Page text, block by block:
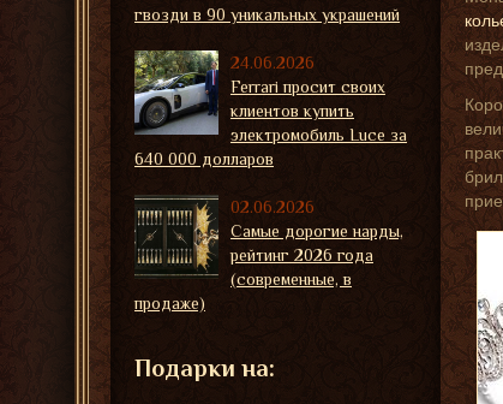
гвозди в 90 уникальных украшений
24.06.2026
Ferrari просит своих
клиентов купить
электромобиль Luce за
640 000 долларов
02.06.2026
Самые дорогие нарды,
рейтинг 2026 года
(современные, в
продаже)
Подарки на: